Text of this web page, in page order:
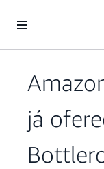
Pular para o
já